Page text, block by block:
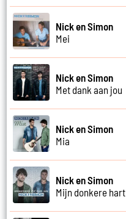
Nick en Simon
Mei
Nick en Simon
Met dank aan jou
Nick en Simon
Mia
Nick en Simon
Mijn donkere hart